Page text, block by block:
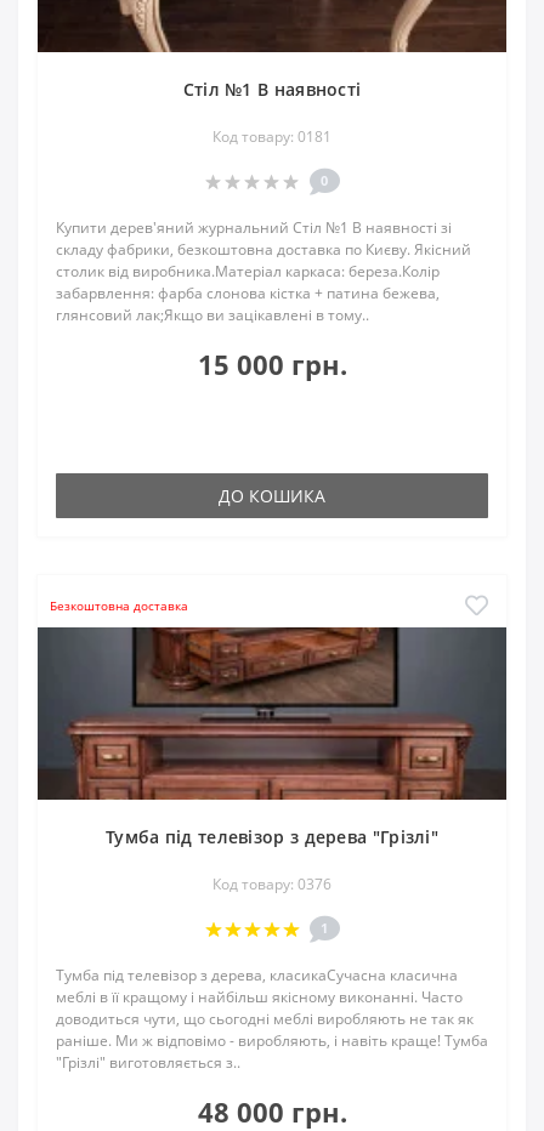
Стіл №1 В наявності
Код товару: 0181
0
Купити дерев'яний журнальний Стіл №1 В наявності зі
складу фабрики, безкоштовна доставка по Києву. Якісний
столик від виробника.Матеріал каркаса: береза.Колір
забарвлення: фарба слонова кістка + патина бежева,
глянсовий лак;Якщо ви зацікавлені в тому..
15 000 грн.
ДО КОШИКА
Безкоштовна доставка
Тумба під телевізор з дерева "Грізлі"
Код товару: 0376
1
Тумба під телевізор з дерева, класикаСучасна класична
меблі в її кращому і найбільш якісному виконанні. Часто
доводиться чути, що сьогодні меблі виробляють не так як
раніше. Ми ж відповімо - виробляють, і навіть краще! Тумба
"Грізлі" виготовляється з..
48 000 грн.